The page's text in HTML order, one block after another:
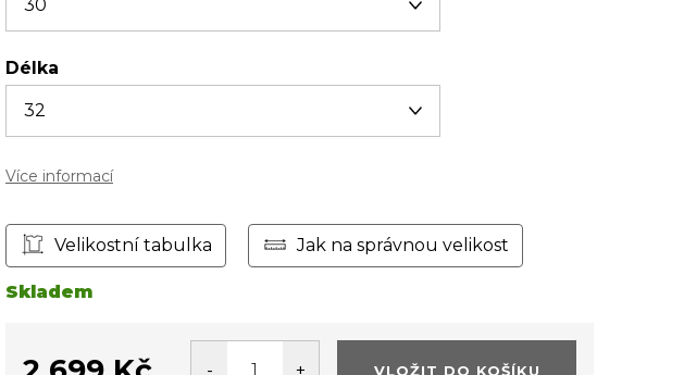
Délka
Více informací
Velikostní tabulka Jak na správnou velikost
Skladem
VLOŽIT DO KOŠÍKU